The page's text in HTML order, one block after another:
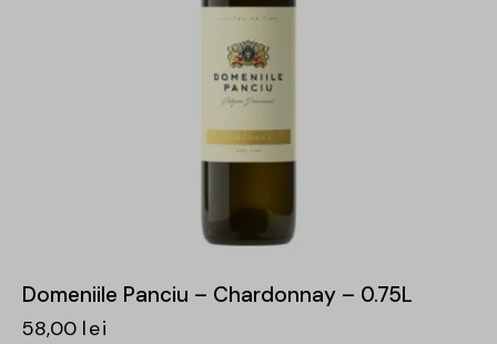
Domeniile Panciu – Chardonnay – 0.75L
58,00 lei